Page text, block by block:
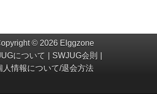
© 2026 Elggzone
について
SWJUG会則
人情報について/退会方法